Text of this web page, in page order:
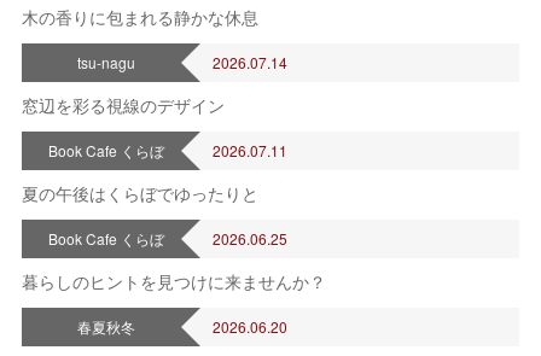
日 月 火 水 木 金 土
1
2 3 4 5 6 7
9 10 11 12 13 14 15
21
23 24 25 26 27 28
30 31
定休日
木の香りに包まれる静かな休息
tsu-nagu 2026.07.14
窓辺を彩る視線のデザイン
Book Cafe くらぼ 2026.07.11
夏の午後はくらぼでゆったりと
Book Cafe くらぼ 2026.06.25
暮らしのヒントを見つけに来ませんか？
春夏秋冬 2026.06.20